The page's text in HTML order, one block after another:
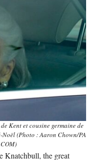
Kent et cousine germaine de
(Photo : Aaron Chown/PA
Knatchbull, the great